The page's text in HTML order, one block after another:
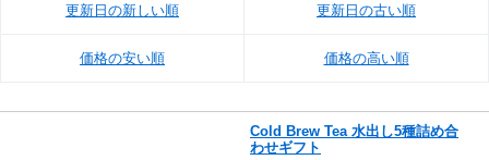
更新日の新しい順 更新日の古い順
価格の安い順 価格の高い順
Cold Brew Tea 水出し5種詰め合
わせギフト